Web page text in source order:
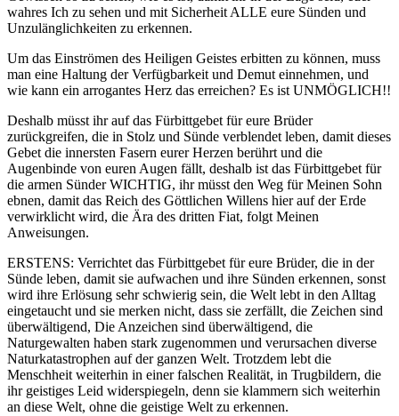
wahres Ich zu sehen und mit Sicherheit ALLE eure Sünden und
Unzulänglichkeiten zu erkennen.
Um das Einströmen des Heiligen Geistes erbitten zu können, muss
man eine Haltung der Verfügbarkeit und Demut einnehmen, und
wie kann ein arrogantes Herz das erreichen? Es ist UNMÖGLICH!!
Deshalb müsst ihr auf das Fürbittgebet für eure Brüder
zurückgreifen, die in Stolz und Sünde verblendet leben, damit dieses
Gebet die innersten Fasern eurer Herzen berührt und die
Augenbinde von euren Augen fällt, deshalb ist das Fürbittgebet für
die armen Sünder WICHTIG, ihr müsst den Weg für Meinen Sohn
ebnen, damit das Reich des Göttlichen Willens hier auf der Erde
verwirklicht wird, die Ära des dritten Fiat, folgt Meinen
Anweisungen.
ERSTENS: Verrichtet das Fürbittgebet für eure Brüder, die in der
Sünde leben, damit sie aufwachen und ihre Sünden erkennen, sonst
wird ihre Erlösung sehr schwierig sein, die Welt lebt in den Alltag
eingetaucht und sie merken nicht, dass sie zerfällt, die Zeichen sind
überwältigend, Die Anzeichen sind überwältigend, die
Naturgewalten haben stark zugenommen und verursachen diverse
Naturkatastrophen auf der ganzen Welt. Trotzdem lebt die
Menschheit weiterhin in einer falschen Realität, in Trugbildern, die
ihr geistiges Leid widerspiegeln, denn sie klammern sich weiterhin
an diese Welt, ohne die geistige Welt zu erkennen.